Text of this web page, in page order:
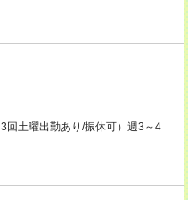
土曜出勤あり/振休可）週3～4